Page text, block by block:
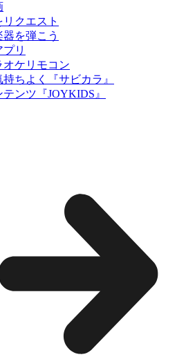
クエスト
を弾こう
リ
オケリモコン
ちよく『サビカラ』
ンツ『JOYKIDS』